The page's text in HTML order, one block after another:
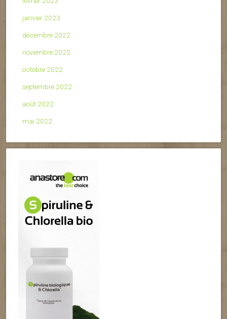
janvier 2023
décembre 2022
novembre 2022
octobre 2022
septembre 2022
août 2022
mai 2022